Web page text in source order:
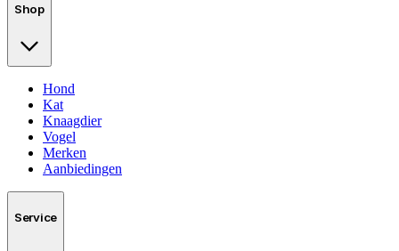
Shop
Hond
Kat
Knaagdier
Vogel
Merken
Aanbiedingen
Service